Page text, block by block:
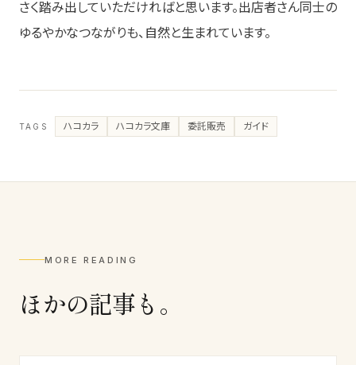
さく踏み出していただければと思います。出店者さん同士の
ゆるやかなつながりも、自然と生まれています。
TAGS ハコカラ ハコカラ文庫 委託販売 ガイド
MORE READING
ほかの記事も。